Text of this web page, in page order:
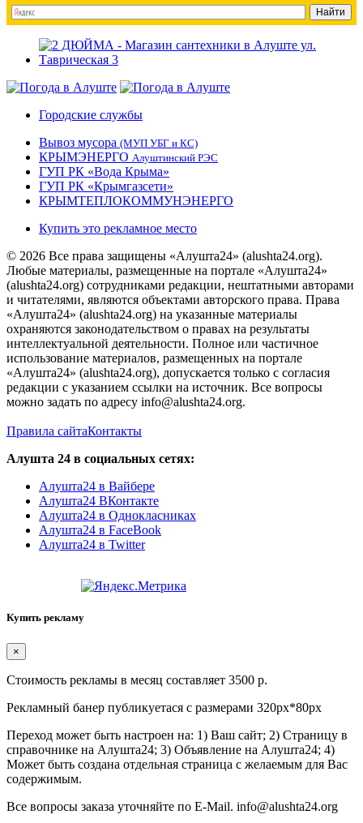
Городские службы
Вывоз мусора (МУП УБГ и КС)
КРЫМЭНЕРГО Алуштинский РЭС
ГУП РК «Вода Крыма»
ГУП РК «Крымгазсети»
КРЫМТЕПЛОКОММУНЭНЕРГО
Купить это рекламное место
© 2026 Все права защищены «Алушта24» (alushta24.org).
Любые материалы, размещенные на портале «Алушта24»
(alushta24.org) сотрудниками редакции, нештатными авторами
и читателями, являются объектами авторского права. Права
«Алушта24» (alushta24.org) на указанные материалы
охраняются законодательством о правах на результаты
интеллектуальной деятельности. Полное или частичное
использование материалов, размещенных на портале
«Алушта24» (alushta24.org), допускается только с согласия
редакции с указанием ссылки на источник. Все вопросы
можно задать по адресу info@alushta24.org.
Правила сайтаКонтакты
Алушта 24 в социальных сетях:
Алушта24 в Вайбере
Алушта24 ВКонтакте
Алушта24 в Однокласниках
Алушта24 в FaceBook
Алушта24 в Twitter
Купить рекламу
×
Стоимость рекламы в месяц составляет 3500 р.
Рекламный банер публикуетася с размерами 320px*80px
Переход может быть настроен на: 1) Ваш сайт; 2) Страницу в
справочнике на Алушта24; 3) Объявление на Алушта24; 4)
Может быть создана отдельная страница с желаемым для Вас
содержимым.
Все вопросы заказа уточняйте по E-Mail. info@alushta24.org